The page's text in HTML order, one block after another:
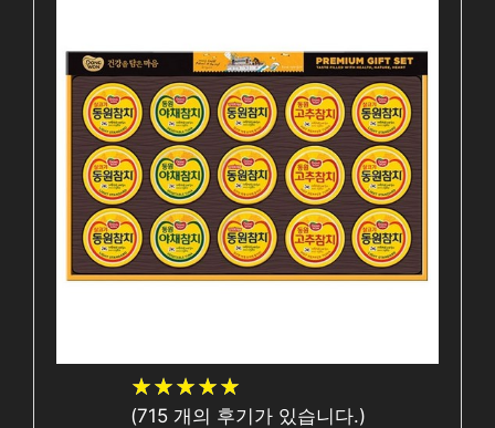
★★★★★
★★★★★
(715개의 후기가 있습니다.)